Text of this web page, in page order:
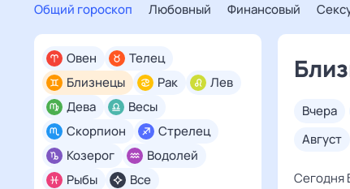
Общий гороскоп Любовный Финансовый
Все
Овен
Телец
Близнецы
Рак
Лев
Дева
Весы
Скорпион
Стрелец
Козерог
Водолей
Рыбы
вчера
август
Сегодня